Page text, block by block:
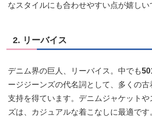
なスタイルにも合わせやすい点が嬉しい
2. リーバイス
デニム界の巨人、リーバイス。中でも
ージジーンズの代名詞として、多くの
支持を得ています。デニムジャケットや
ズは、カジュアルな着こなしに最適です